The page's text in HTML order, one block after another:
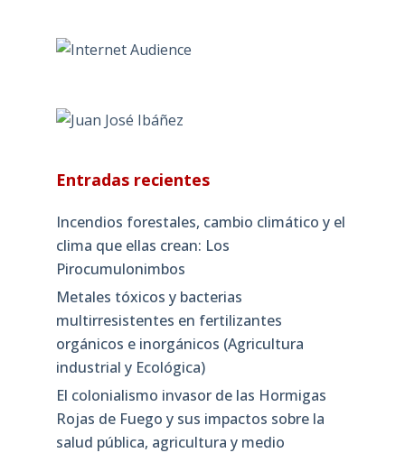
Entradas recientes
Incendios forestales, cambio climático y el
clima que ellas crean: Los
Pirocumulonimbos
Metales tóxicos y bacterias
multirresistentes en fertilizantes
orgánicos e inorgánicos (Agricultura
industrial y Ecológica)
El colonialismo invasor de las Hormigas
Rojas de Fuego y sus impactos sobre la
salud pública, agricultura y medio